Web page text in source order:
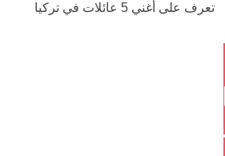
تعرف على أغني 5 عائلات في تركيا